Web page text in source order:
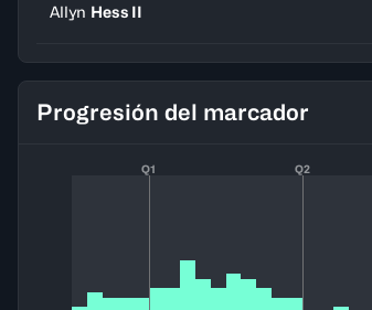
Allyn Hess II
Progresión del marcador
Q1 Q2